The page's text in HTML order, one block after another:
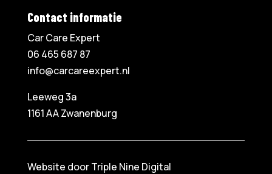
Contact informatie
Car Care Expert
06 465 687 87
info@carcareexpert.nl
Leeweg 3a
1161 AA Zwanenburg
Website door Triple Nine Digital